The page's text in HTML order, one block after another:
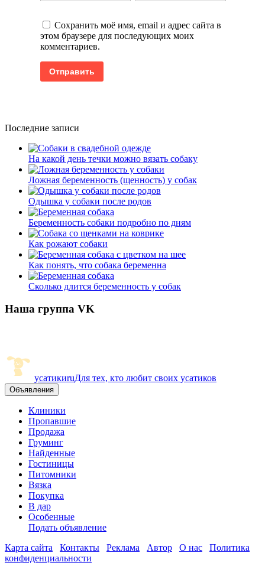
Сохранить моё имя, email и адрес сайта в
этом браузере для последующих моих
комментариев.
Последние записи
На какой день течки можно вязать собаку
Ложная беременность (щенность) у собак
Одышка у собаки после родов
Беременность собаки подробно по дням
Как рожают собаки
Как понять, что собака беременна
Сколько длится беременность у собак
Наша группа VK
усатикиruДля тех, кто любит своих усатиков
Объявления
Клиники
Пропавшие
Продажа
Груминг
Найденные
Гостиницы
Питомники
Вязка
Покупка
В дар
Особенные
Подать объявление
Карта сайта
Контакты Реклама Автор О нас
Политика
конфиденциальности